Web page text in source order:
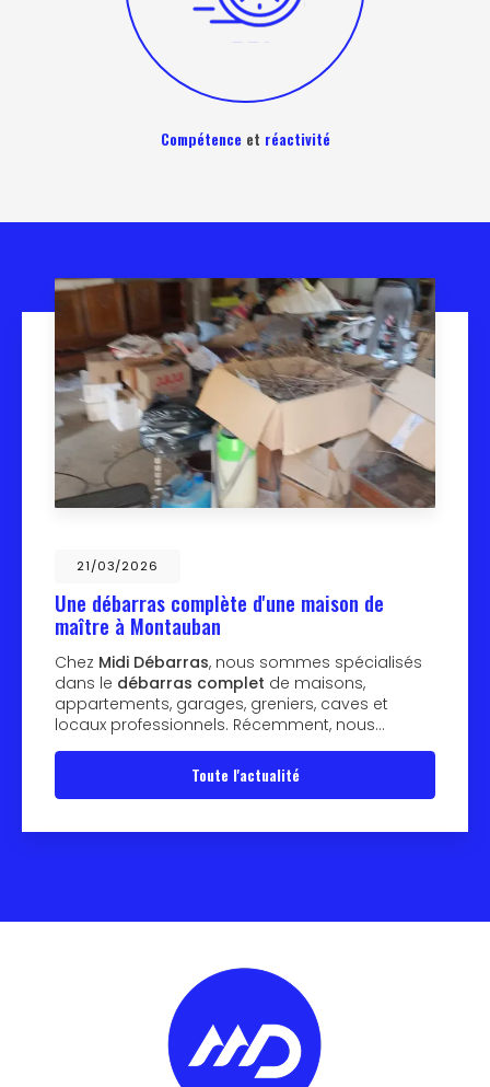
Compétence et réactivité
21/03/2026
Une débarras complète d'une maison de
maître à Montauban
Chez Midi Débarras, nous sommes spécialisés
dans le débarras complet de maisons,
appartements, garages, greniers, caves et
locaux professionnels. Récemment, nous…
Toute l'actualité